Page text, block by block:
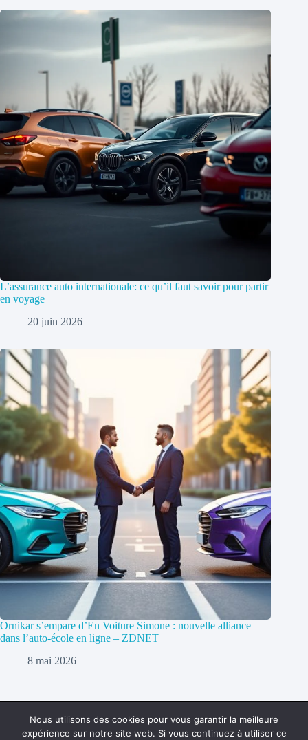
L’assurance auto internationale: ce qu’il faut savoir pour partir
en voyage
20 juin 2026
Ornikar s’empare d’En Voiture Simone : nouvelle alliance
dans l’auto-école en ligne – ZDNET
8 mai 2026
Nous utilisons des cookies pour vous garantir la meilleure
expérience sur notre site web. Si vous continuez à utiliser ce